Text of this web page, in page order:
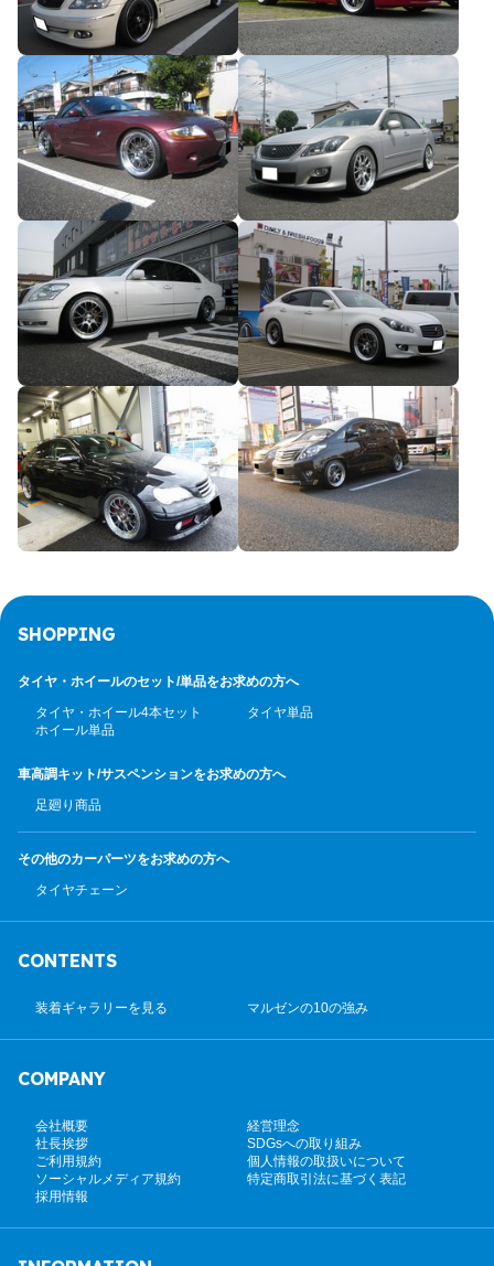
SHOPPING
タイヤ・ホイールのセット/単品をお求めの方へ
タイヤ・ホイール4本セット
タイヤ単品
ホイール単品
車高調キット/サスペンションをお求めの方へ
足廻り商品
その他のカーパーツをお求めの方へ
タイヤチェーン
CONTENTS
装着ギャラリーを見る マルゼンの10の強み
COMPANY
会社概要
経営理念
社長挨拶
SDGsへの取り組み
ご利用規約
個人情報の取扱いについて
ソーシャルメディア規約
特定商取引法に基づく表記
採用情報